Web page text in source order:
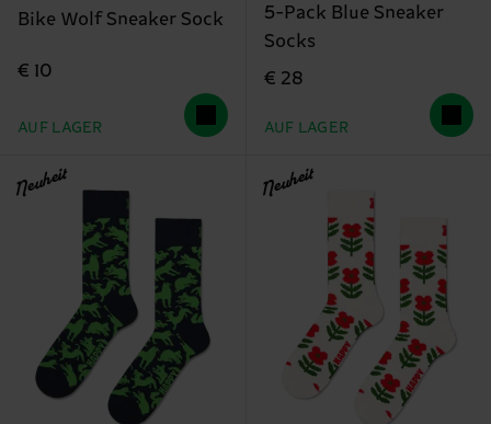
Bike Wolf Sneaker Sock
€ 10
AUF LAGER
5-Pack Blue Sneaker
Socks
€ 28
AUF LAGER
Neuheit Neuheit